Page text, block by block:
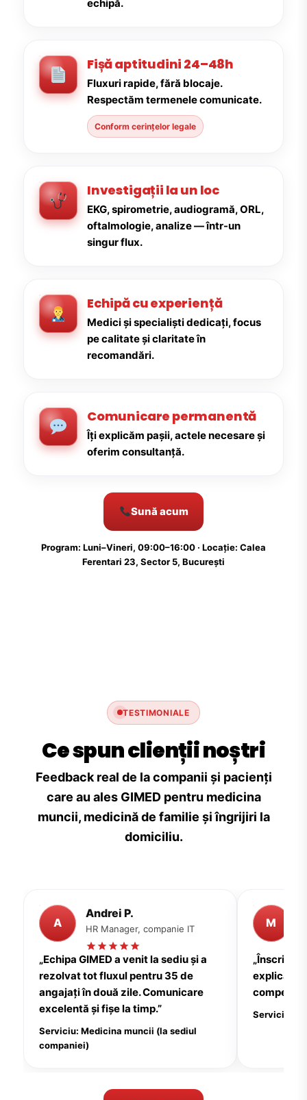
echipă.
Fișă aptitudini 24–48h
Fluxuri rapide, fără blocaje.
Respectăm termenele comunicate.
Conform cerințelor legale
Investigații la un loc
EKG, spirometrie, audiogramă, ORL,
oftalmologie, analize — într-un
singur flux.
Echipă cu experiență
Medici și specialiști dedicați, focus
pe calitate și claritate în
recomandări.
Comunicare permanentă
Îți explicăm pașii, actele necesare și
oferim consultanță.
Sună acum
Program: Luni–Vineri, 09:00–16:00 · Locație: Calea
Ferentari 23, Sector 5, București
TESTIMONIALE
Ce spun clienții noștri
Feedback real de la companii și pacienți
care au ales GIMED pentru medicina
muncii, medicină de familie și îngrijiri la
domiciliu.
A
Andrei P.
HR Manager, companie IT
„Echipa GIMED a venit la sediu și a
rezolvat tot fluxul pentru 35 de
angajați în două zile. Comunicare
excelentă și fișe la timp.”
Serviciu: Medicina muncii (la sediul
companiei)
M
explicații
Serviciu: